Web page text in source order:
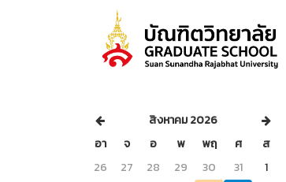
สิงหาคม 2026
อา
จ อ พ พฤ ศ
ส
26
27 28 29 30 31
1